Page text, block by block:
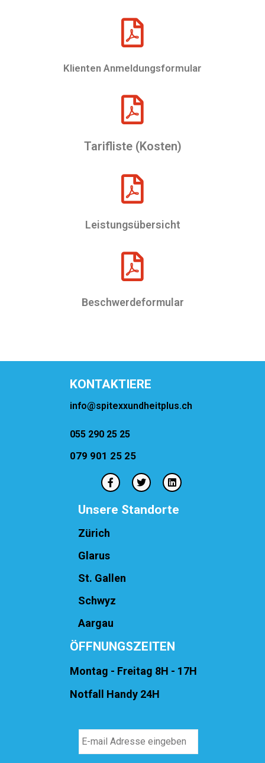
Klienten Anmeldungsformular​
Tarifliste (Kosten)​
Leistungsübersicht​
Beschwerdeformular
KONTAKTIERE
info@spitexxundheitplus.ch
055 290 25 25
079 901 25 25
Unsere Standorte
Zürich
Glarus
St. Gallen
Schwyz
Aargau
ÖFFNUNGSZEITEN
Montag - Freitag 8H - 17H
Notfall Handy 24H